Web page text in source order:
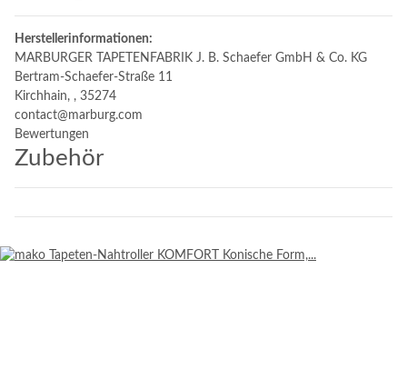
Herstellerinformationen:
MARBURGER TAPETENFABRIK J. B. Schaefer GmbH & Co. KG
Bertram-Schaefer-Straße 11
Kirchhain, , 35274
contact@marburg.com
Bewertungen
Zubehör